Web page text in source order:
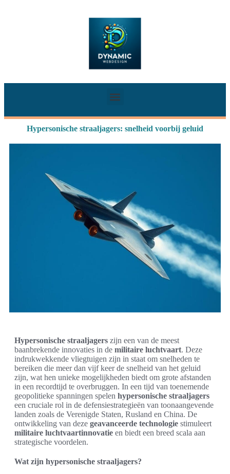
Hypersonische straaljagers: snelheid voorbij geluid
Hypersonische straaljagers zijn een van de meest
baanbrekende innovaties in de militaire luchtvaart. Deze
indrukwekkende vliegtuigen zijn in staat om snelheden te
bereiken die meer dan vijf keer de snelheid van het geluid
zijn, wat hen unieke mogelijkheden biedt om grote afstanden
in een recordtijd te overbruggen. In een tijd van toenemende
geopolitieke spanningen spelen hypersonische straaljagers
een cruciale rol in de defensiestrategieën van toonaangevende
landen zoals de Verenigde Staten, Rusland en China. De
ontwikkeling van deze geavanceerde technologie stimuleert
militaire luchtvaartinnovatie en biedt een breed scala aan
strategische voordelen.
Wat zijn hypersonische straaljagers?